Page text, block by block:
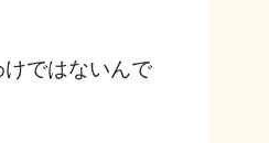
ではないんで